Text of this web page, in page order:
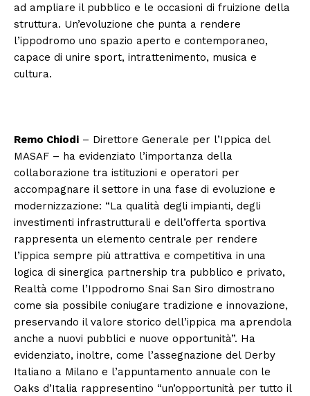
ad ampliare il pubblico e le occasioni di fruizione della
struttura. Un’evoluzione che punta a rendere
l’ippodromo uno spazio aperto e contemporaneo,
capace di unire sport, intrattenimento, musica e
cultura.
Remo Chiodi – Direttore Generale per l’Ippica del
MASAF – ha evidenziato l’importanza della
collaborazione tra istituzioni e operatori per
accompagnare il settore in una fase di evoluzione e
modernizzazione: “La qualità degli impianti, degli
investimenti infrastrutturali e dell’offerta sportiva
rappresenta un elemento centrale per rendere
l’ippica sempre più attrattiva e competitiva in una
logica di sinergica partnership tra pubblico e privato,
Realtà come l’Ippodromo Snai San Siro dimostrano
come sia possibile coniugare tradizione e innovazione,
preservando il valore storico dell’ippica ma aprendola
anche a nuovi pubblici e nuove opportunità”. Ha
evidenziato, inoltre, come l’assegnazione del Derby
Italiano a Milano e l’appuntamento annuale con le
Oaks d’Italia rappresentino “un’opportunità per tutto il